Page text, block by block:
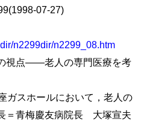
07-27)
n2299dir/n2299_08.htm
視点――老人の専門医療を考
ガスホールにおいて，老人の
＝青梅慶友病院長 大塚宣夫